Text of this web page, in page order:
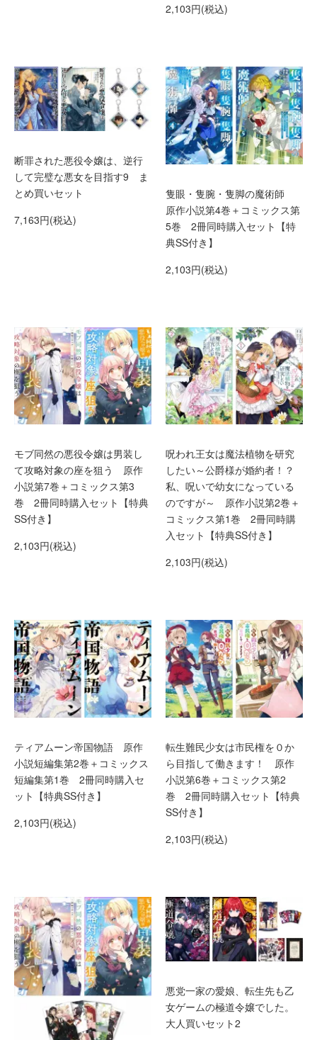
2,103円(税込)
断罪された悪役令嬢は、逆行
して完璧な悪女を目指す9 ま
とめ買いセット
7,163円(税込)
隻眼・隻腕・隻脚の魔術師
原作小説第4巻＋コミックス第
5巻 2冊同時購入セット【特
典SS付き】
2,103円(税込)
モブ同然の悪役令嬢は男装し
て攻略対象の座を狙う 原作
小説第7巻＋コミックス第3
巻 2冊同時購入セット【特典
SS付き】
2,103円(税込)
呪われ王女は魔法植物を研究
したい～公爵様が婚約者！？
私、呪いで幼女になっている
のですが～ 原作小説第2巻＋
コミックス第1巻 2冊同時購
入セット【特典SS付き】
2,103円(税込)
ティアムーン帝国物語 原作
小説短編集第2巻＋コミックス
短編集第1巻 2冊同時購入セ
ット【特典SS付き】
2,103円(税込)
転生難民少女は市民権を０か
ら目指して働きます！ 原作
小説第6巻＋コミックス第2
巻 2冊同時購入セット【特典
SS付き】
2,103円(税込)
悪党一家の愛娘、転生先も乙
女ゲームの極道令嬢でした。
大人買いセット2